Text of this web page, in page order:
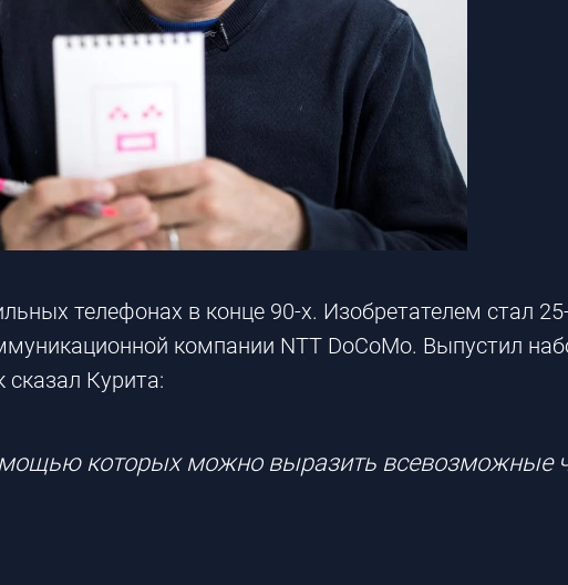
телефонах в конце 90-х. Изобретателем стал
компании NTT DoCoMo. Выпустил
Курита:
которых можно выразить всевозможные